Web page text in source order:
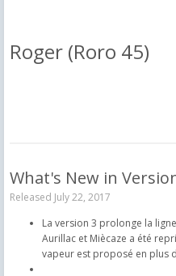
Roger (Roro 45)
What's New in
Released July 22, 2017
La version 3 prolonge la
Aurillac et Miècaze a été
vapeur est proposé en plus